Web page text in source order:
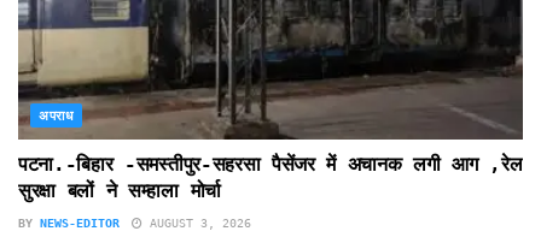
अपराध
पटना.-बिहार -समस्तीपुर-सहरसा पैसेंजर में अचानक लगी आग ,रेल
सुरक्षा बलों ने सम्हाला मोर्चा
BY NEWS-EDITOR AUGUST 3, 2026